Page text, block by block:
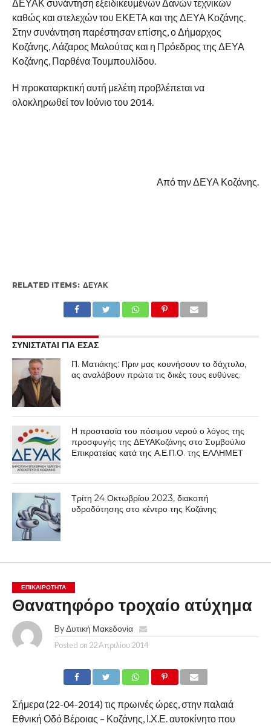
ΔΕΥΑΚ συνάντηση εξειδικευμένων Δανών τεχνικών
καθώς και στελεχών του ΕΚΕΤΑ και της ΔΕΥΑ Κοζάνης.
Στην συνάντηση παρέστησαν επίσης, ο Δήμαρχος
Κοζάνης, Λάζαρος Μαλούτας και η Πρόεδρος της ΔΕΥΑ
Κοζάνης, Παρθένα Τουμπουλίδου.
Η προκαταρκτική αυτή μελέτη προβλέπεται να
ολοκληρωθεί τον Ιούνιο του 2014.
Από την ΔΕΥΑ Κοζάνης.
RELATED ITEMS: ΔΕΥΑΚ
ΣΥΝΙΣΤΑΤΑΙ ΓΙΑ ΕΣΑΣ
Π. Ματιάκης: Πριν μας κουνήσουν το δάχτυλο,
ας αναλάβουν πρώτα τις δικές τους ευθύνες.
Η προστασία του πόσιμου νερού ο λόγος της
προσφυγής της ΔΕΥΑΚοζάνης στο Συμβούλιο
Επικρατείας κατά της Α.Ε.Π.Ο. της ΕΛΛΗΜΕΤ
Τρίτη 24 Οκτωβρίου 2023, διακοπή
υδροδότησης στο κέντρο της Κοζάνης
ΕΠΙΚΑΙΡΟΤΗΤΑ
Θανατηφόρο τροχαίο ατύχημα
By Δυτική Μακεδονία
Posted on 22 Απριλίου 2014
Σήμερα (22-04-2014) τις πρωινές ώρες, στην παλαιά
Εθνική Οδό Βέροιας – Κοζάνης, Ι.Χ.Ε. αυτοκίνητο που